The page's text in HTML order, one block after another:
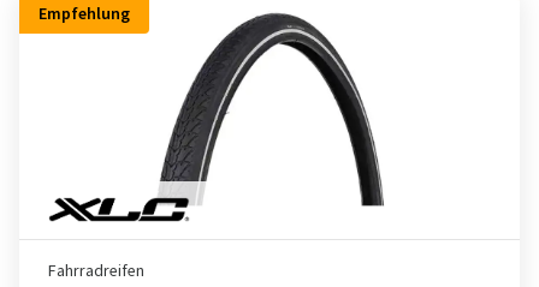
Empfehlung
Fahrradreifen